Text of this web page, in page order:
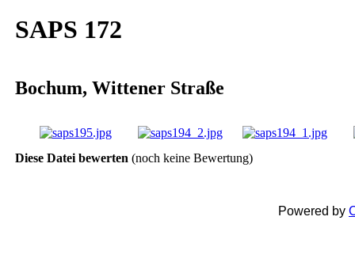
SAPS 172
Bochum, Wittener Straße
Diese Datei bewerten (noch keine Bewertung)
Powered by